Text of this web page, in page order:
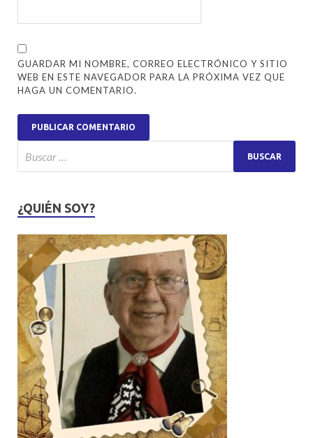
GUARDAR MI NOMBRE, CORREO ELECTRÓNICO Y SITIO
WEB EN ESTE NAVEGADOR PARA LA PRÓXIMA VEZ QUE
HAGA UN COMENTARIO.
¿QUIÉN SOY?